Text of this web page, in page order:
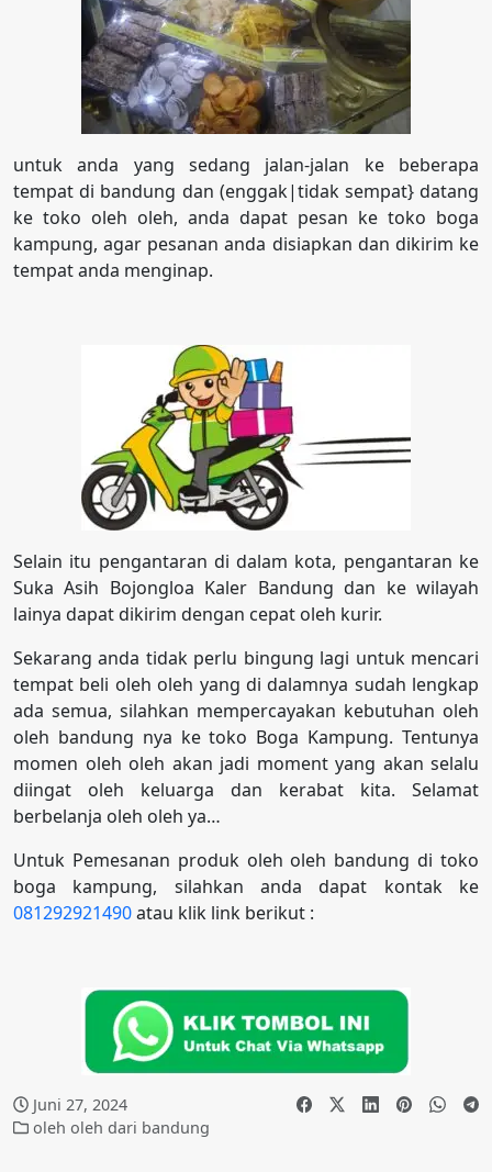
untuk anda yang sedang jalan-jalan ke beberapa
tempat di bandung dan (enggak|tidak sempat} datang
ke toko oleh oleh, anda dapat pesan ke toko boga
kampung, agar pesanan anda disiapkan dan dikirim ke
tempat anda menginap.
Selain itu pengantaran di dalam kota, pengantaran ke
Suka Asih Bojongloa Kaler Bandung dan ke wilayah
lainya dapat dikirim dengan cepat oleh kurir.
Sekarang anda tidak perlu bingung lagi untuk mencari
tempat beli oleh oleh yang di dalamnya sudah lengkap
ada semua, silahkan mempercayakan kebutuhan oleh
oleh bandung nya ke toko Boga Kampung. Tentunya
momen oleh oleh akan jadi moment yang akan selalu
diingat oleh keluarga dan kerabat kita. Selamat
berbelanja oleh oleh ya…
Untuk Pemesanan produk oleh oleh bandung di toko
boga kampung, silahkan anda dapat kontak ke
081292921490atau klik link berikut :
Juni 27, 2024
oleh oleh dari bandung